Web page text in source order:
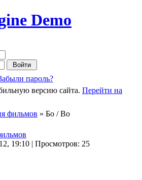
Demo
пароль?
версию сайта. Перейти на
фильмов » Бо / Bo
19:10 | Просмотров: 25